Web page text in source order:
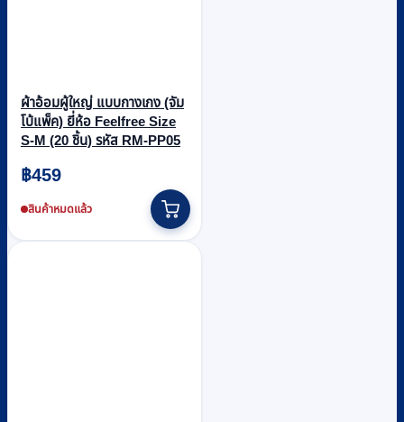
ผ้าอ้อมผู้ใหญ่ แบบกางเกง (จัม
โบ้แพ็ค) ยี่ห้อ Feelfree Size
S-M (20 ชิ้น) รหัส RM-PP05
฿459
สินค้าหมดแล้ว